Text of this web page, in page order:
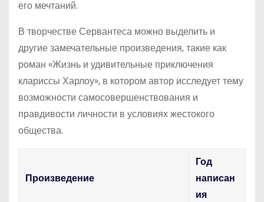
его мечтаний.
В творчестве Сервантеса можно выделить и
другие замечательные произведения, такие как
роман «Жизнь и удивительные приключения
клариссы Харлоу», в котором автор исследует тему
возможности самосовершенствования и
правдивости личности в условиях жестокого
общества.
Произведение
Год
написан
ия